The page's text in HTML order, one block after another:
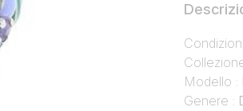
Modello :
Genere :